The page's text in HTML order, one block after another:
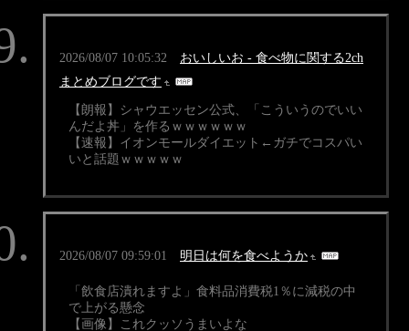
2026/08/07 10:05:32
おいしいお - 食べ物に関する2ch
まとめブログです
【朗報】シャウエッセン公式、「こういうのでいい
んだよ丼」を作るｗｗｗｗｗｗ
【速報】イオンモールダイエット←ガチでコスパい
いと話題ｗｗｗｗｗ
2026/08/07 09:59:01 明日は何を食べようか
「飲食店潰れますよ」食料品消費税1％に減税の中
で上がる懸念
【画像】これクッソうまいよな